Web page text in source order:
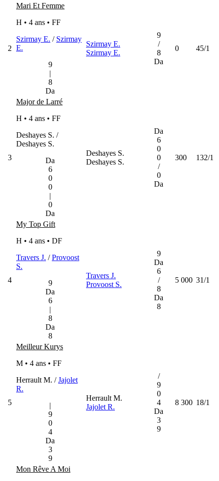
2
Mari Et Femme
H • 4 ans • FF
Szirmay E. / Szirmay
E.
9
|
8
Da
Szirmay E.
Szirmay E.
9
/
8
Da
0 45/1
3
Major de Larré
H • 4 ans • FF
Deshayes S. /
Deshayes S.
Da
6
0
0
|
0
Da
Deshayes S.
Deshayes S.
Da
6
0
0
/
0
Da
300 132/1
4
My Top Gift
H • 4 ans • DF
Travers J. /Provoost
S.
9
Da
6
|
8
Da
8
Travers J.
Provoost S.
9
Da
6
/
8
Da
8
5 000 31/1
5
Meilleur Kurys
M • 4 ans • FF
Herrault M. /Jajolet
R.
|
9
0
4
Da
3
9
Herrault M.
Jajolet R.
/
9
0
4
Da
3
9
8 300 18/1
Mon Rêve A Moi